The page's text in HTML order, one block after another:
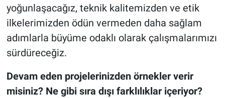
yoğunlaşacağız, teknik kalitemizden ve etik
ilkelerimizden ödün vermeden daha sağlam
adımlarla büyüme odaklı olarak çalışmalarımızı
sürdüreceğiz.
Devam eden projelerinizden örnekler verir
misiniz? Ne gibi sıra dışı farklılıklar içeriyor?